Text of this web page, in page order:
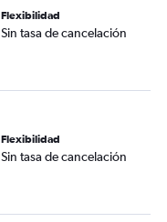
Flexibilidad
Sin tasa de cancelación
Flexibilidad
Sin tasa de cancelación